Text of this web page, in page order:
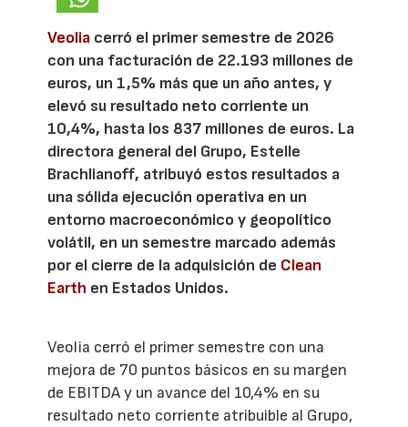
Veolia cerró el primer semestre de 2026
con una facturación de 22.193 millones de
euros, un 1,5% más que un año antes, y
elevó su resultado neto corriente un
10,4%, hasta los 837 millones de euros. La
directora general del Grupo, Estelle
Brachlianoff, atribuyó estos resultados a
una sólida ejecución operativa en un
entorno macroeconómico y geopolítico
volátil, en un semestre marcado además
por el cierre de la adquisición de Clean
Earth en Estados Unidos.
Veolia cerró el primer semestre con una
mejora de 70 puntos básicos en su margen
de EBITDA y un avance del 10,4% en su
resultado neto corriente atribuible al Grupo,